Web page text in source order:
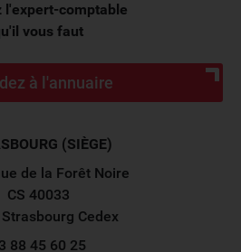
l'expert-comptable
vous faut
à l'annuaire
(SIÈGE)
de la Forêt Noire
CS 40033
Cedex
88 45 60 25